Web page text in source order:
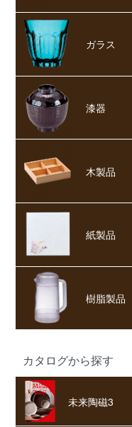
ガラス
漆器
木製品
紙製品
樹脂製品
カタログから探す
未来陶磁3